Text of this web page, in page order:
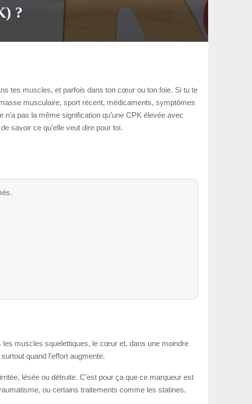
?
tes muscles, et parfois dans ton cœur ou ton foie. Si tu te
musculaire, sport récent, médicaments, symptômes
pas la même signification qu’une CPK élevée avec
savoir ce qu’elle veut dire pour toi.
muscles squelettiques, le cœur et, dans une moindre
quand l’effort augmente.
lésée ou détruite. C’est pour ça que ce marqueur est
ou certains traitements comme les statines.